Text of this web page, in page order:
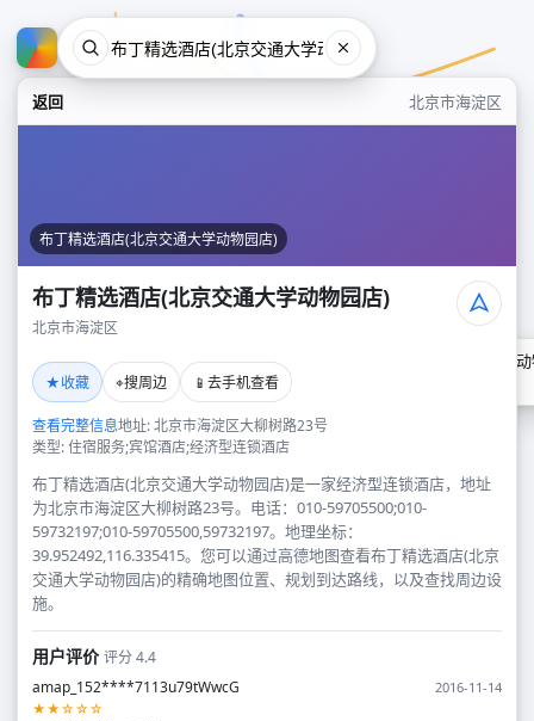
返回 北京市海淀区
布丁精选酒店(北京交通大学动物园店)
布丁精选酒店(北京交通大学动物园店)
北京市海淀区
★收藏 ⌖搜周边 📱 去手机查看
查看完整信息地址: 北京市海淀区大柳树路23号
类型: 住宿服务;宾馆酒店;经济型连锁酒店
布丁精选酒店(北京交通大学动物园店)是一家经济型连锁酒店，地址
为北京市海淀区大柳树路23号。电话：010-59705500;010-
59732197;010-59705500,59732197。地理坐标：
39.952492,116.335415。您可以通过高德地图查看布丁精选酒店(北京
交通大学动物园店)的精确地图位置、规划到达路线，以及查找周边设
施。
用户评价评分 4.4
amap_152****7113u79tWwcG
2016-11-14
★★☆☆☆
布丁精选酒店(北京交通大学